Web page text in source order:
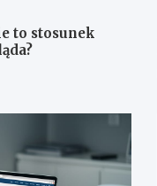
to stosunek